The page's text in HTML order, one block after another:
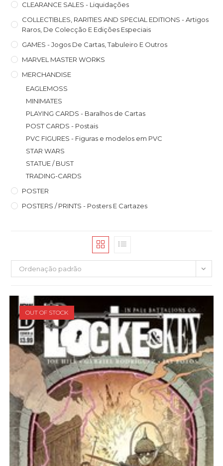
CLEARANCE SALES - Liquidações
COLLECTIBLES, RARITIES AND SPECIAL EDITIONS - Artigos
Raros, De Colecção E Edições Especiais
GAMES - Jogos De Cartas, Tabuleiro E Outros
MARVEL MASTER WORKS
MERCHANDISE
EAGLEMOSS
MINIMATES
PLAYING CARDS - Baralhos de Cartas
POST CARDS - Postais
PVC FIGURES - Figuras e modelos em PVC
STAR WARS
STATUE / BUST
TRADING-CARDS
POSTER
POSTERS / PRINTS - Posters E Cartazes
Ordenação padrão
OUT OF STOCK